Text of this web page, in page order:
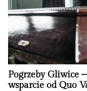
Pogrzeby Gliwice
wsparcie od Quo